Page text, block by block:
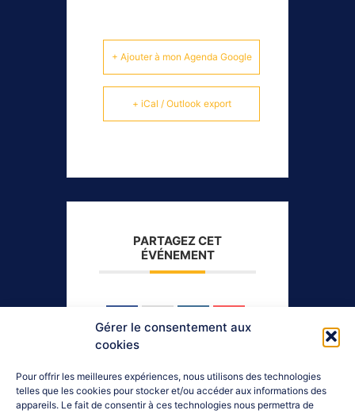
Gérer le consentement aux
cookies
Pour offrir les meilleures expériences, nous utilisons des technologies
telles que les cookies pour stocker et/ou accéder aux informations des
appareils. Le fait de consentir à ces technologies nous permettra de
+ Ajouter à mon Agenda Google
+ iCal / Outlook export
PARTAGEZ CET
ÉVÉNEMENT